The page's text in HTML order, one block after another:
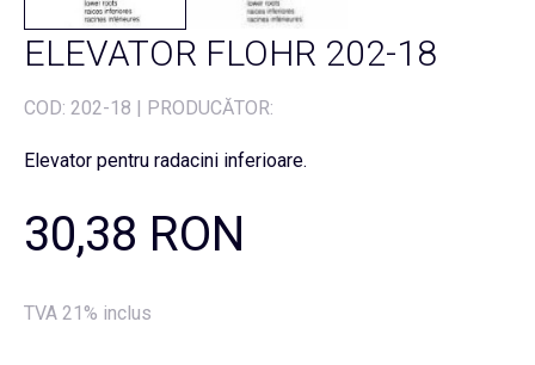
ELEVATOR FLOHR 202-18
COD: 202-18 | PRODUCĂTOR:
Elevator pentru radacini inferioare.
30,38 RON
TVA 21% inclus